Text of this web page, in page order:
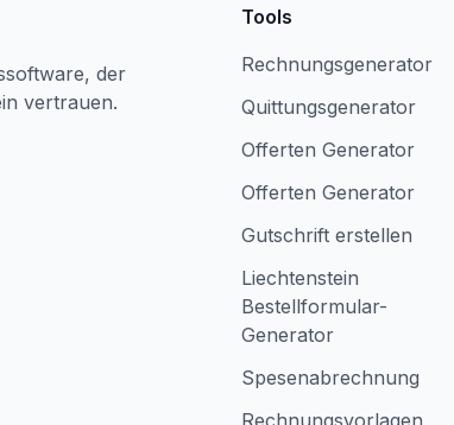
der
vertrauen.
Tools
Rechnungsgenerator
Quittungsgenerator
Offerten Generator
Offerten Generator
Gutschrift erstellen
Liechtenstein
Bestellformular-
Generator
Spesenabrechnung
Rechnungsvorlagen